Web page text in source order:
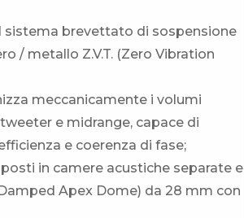
brevettato di sospensione
/ metallo Z.V.T. (Zero Vibration
meccanicamente i volumi
e midrange, capace di
e coerenza di fase;
in camere acustiche separate e
Apex Dome) da 28 mm con